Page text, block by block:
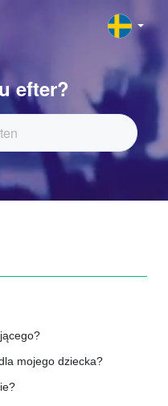
efter?
mojego dziecka?